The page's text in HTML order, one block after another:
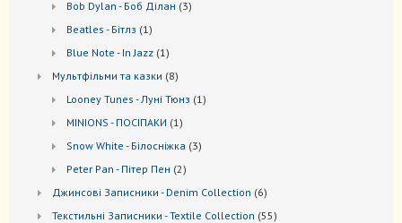
Bob Dylan - Боб Ділан 33
Beatles - Бітлз 1 1
Blue Note - In Jazz 1 1
Мультфільми та казки 88
Looney Tunes - Луні Тюнз 1 1
MINIONS - ПОСІПАКИ 1 1
Snow White - Білосніжка 33
Peter Pan - Пітер Пен 22
Джинсові Записники - Denim Collection 66
Текстильні Записники - Textile Collection 5555